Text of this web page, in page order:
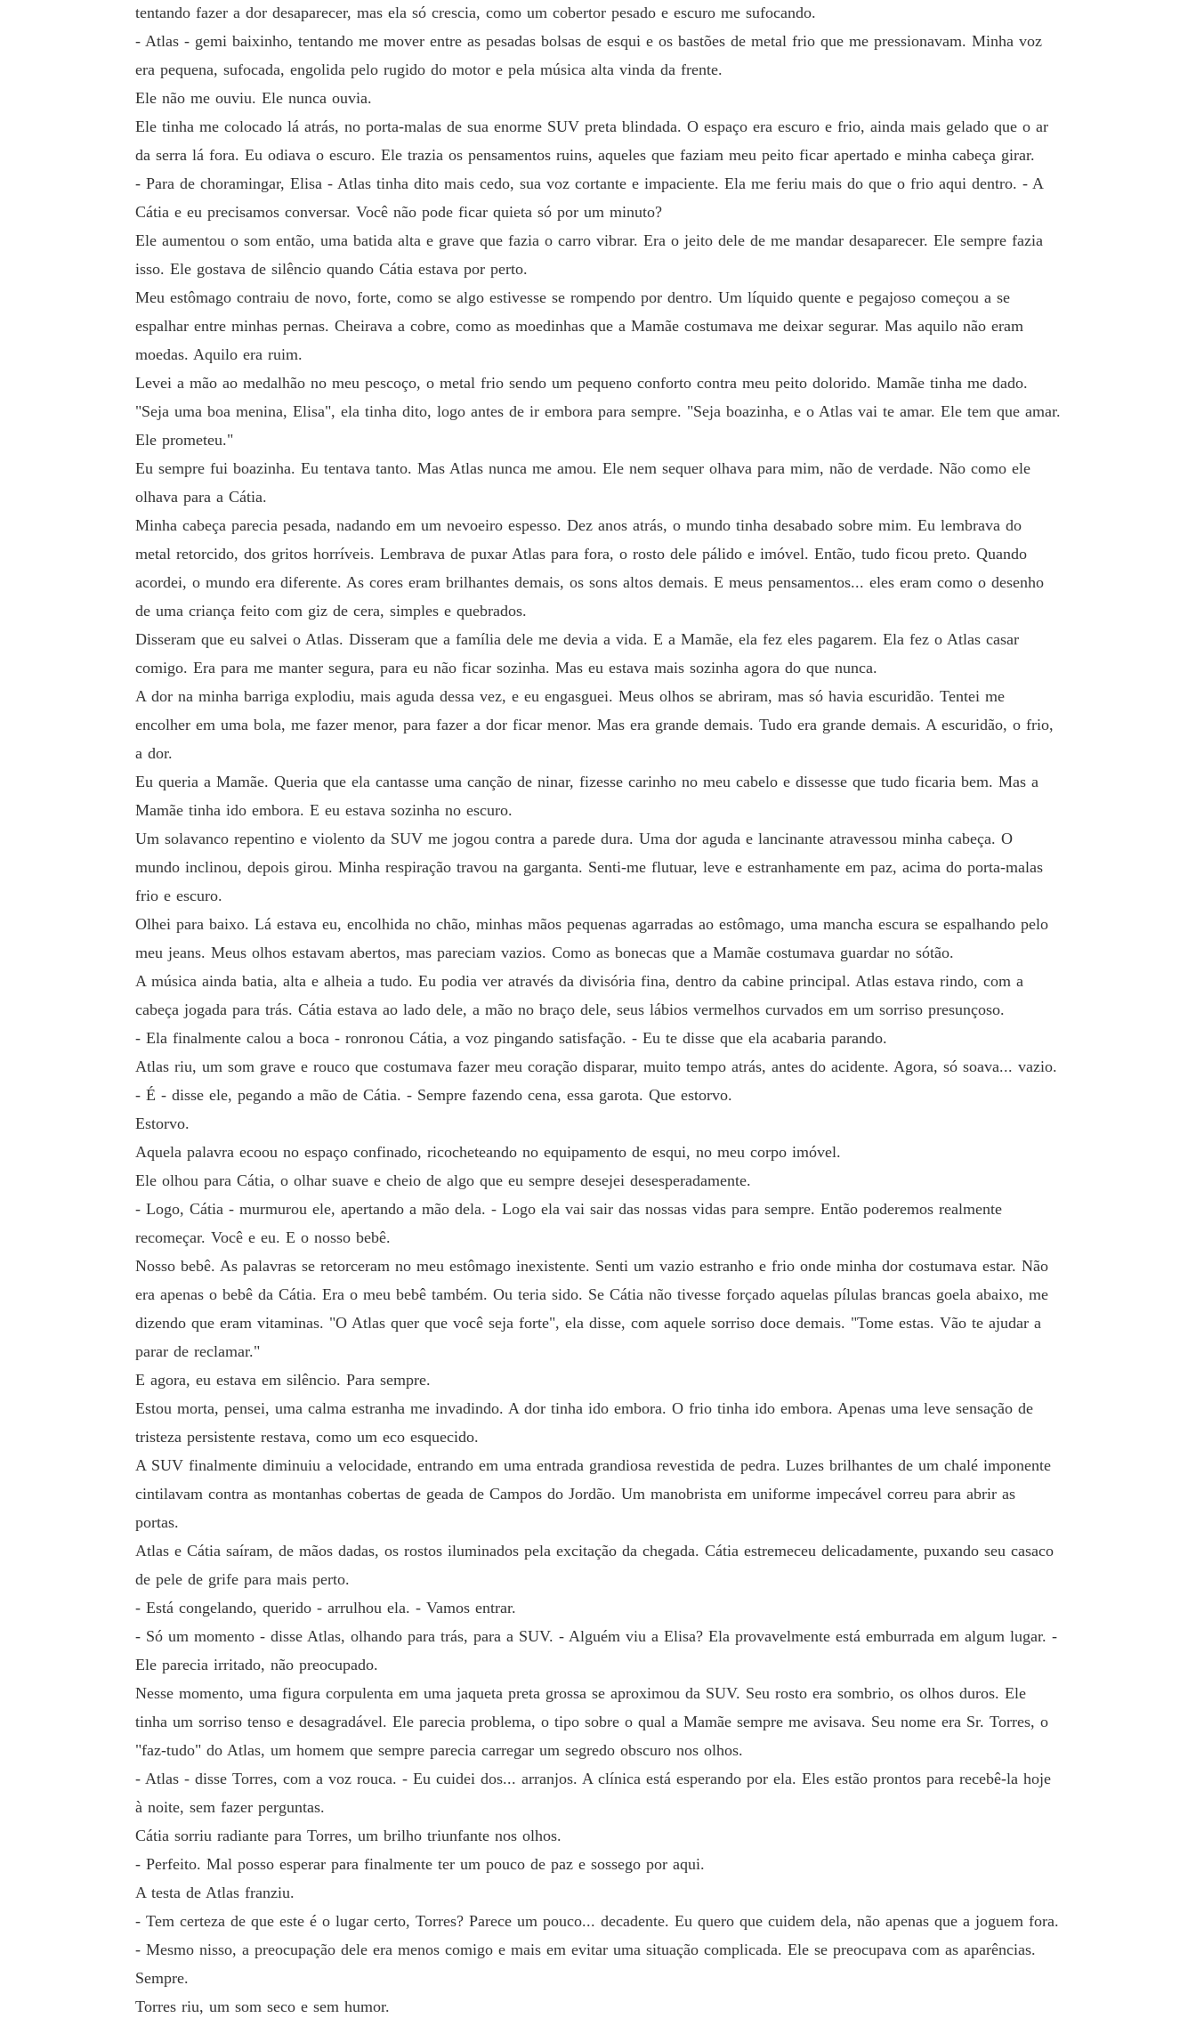
tentando fazer a dor desaparecer, mas ela só crescia, como um cobertor pesado e escuro me sufocando.
- Atlas - gemi baixinho, tentando me mover entre as pesadas bolsas de esqui e os bastões de metal frio que me pressionavam. Minha voz
era pequena, sufocada, engolida pelo rugido do motor e pela música alta vinda da frente.
Ele não me ouviu. Ele nunca ouvia.
Ele tinha me colocado lá atrás, no porta-malas de sua enorme SUV preta blindada. O espaço era escuro e frio, ainda mais gelado que o ar
da serra lá fora. Eu odiava o escuro. Ele trazia os pensamentos ruins, aqueles que faziam meu peito ficar apertado e minha cabeça girar.
- Para de choramingar, Elisa - Atlas tinha dito mais cedo, sua voz cortante e impaciente. Ela me feriu mais do que o frio aqui dentro. - A
Cátia e eu precisamos conversar. Você não pode ficar quieta só por um minuto?
Ele aumentou o som então, uma batida alta e grave que fazia o carro vibrar. Era o jeito dele de me mandar desaparecer. Ele sempre fazia
isso. Ele gostava de silêncio quando Cátia estava por perto.
Meu estômago contraiu de novo, forte, como se algo estivesse se rompendo por dentro. Um líquido quente e pegajoso começou a se
espalhar entre minhas pernas. Cheirava a cobre, como as moedinhas que a Mamãe costumava me deixar segurar. Mas aquilo não eram
moedas. Aquilo era ruim.
Levei a mão ao medalhão no meu pescoço, o metal frio sendo um pequeno conforto contra meu peito dolorido. Mamãe tinha me dado.
"Seja uma boa menina, Elisa", ela tinha dito, logo antes de ir embora para sempre. "Seja boazinha, e o Atlas vai te amar. Ele tem que amar.
Ele prometeu."
Eu sempre fui boazinha. Eu tentava tanto. Mas Atlas nunca me amou. Ele nem sequer olhava para mim, não de verdade. Não como ele
olhava para a Cátia.
Minha cabeça parecia pesada, nadando em um nevoeiro espesso. Dez anos atrás, o mundo tinha desabado sobre mim. Eu lembrava do
metal retorcido, dos gritos horríveis. Lembrava de puxar Atlas para fora, o rosto dele pálido e imóvel. Então, tudo ficou preto. Quando
acordei, o mundo era diferente. As cores eram brilhantes demais, os sons altos demais. E meus pensamentos... eles eram como o desenho
de uma criança feito com giz de cera, simples e quebrados.
Disseram que eu salvei o Atlas. Disseram que a família dele me devia a vida. E a Mamãe, ela fez eles pagarem. Ela fez o Atlas casar
comigo. Era para me manter segura, para eu não ficar sozinha. Mas eu estava mais sozinha agora do que nunca.
A dor na minha barriga explodiu, mais aguda dessa vez, e eu engasguei. Meus olhos se abriram, mas só havia escuridão. Tentei me
encolher em uma bola, me fazer menor, para fazer a dor ficar menor. Mas era grande demais. Tudo era grande demais. A escuridão, o frio,
a dor.
Eu queria a Mamãe. Queria que ela cantasse uma canção de ninar, fizesse carinho no meu cabelo e dissesse que tudo ficaria bem. Mas a
Mamãe tinha ido embora. E eu estava sozinha no escuro.
Um solavanco repentino e violento da SUV me jogou contra a parede dura. Uma dor aguda e lancinante atravessou minha cabeça. O
mundo inclinou, depois girou. Minha respiração travou na garganta. Senti-me flutuar, leve e estranhamente em paz, acima do porta-malas
frio e escuro.
Olhei para baixo. Lá estava eu, encolhida no chão, minhas mãos pequenas agarradas ao estômago, uma mancha escura se espalhando pelo
meu jeans. Meus olhos estavam abertos, mas pareciam vazios. Como as bonecas que a Mamãe costumava guardar no sótão.
A música ainda batia, alta e alheia a tudo. Eu podia ver através da divisória fina, dentro da cabine principal. Atlas estava rindo, com a
cabeça jogada para trás. Cátia estava ao lado dele, a mão no braço dele, seus lábios vermelhos curvados em um sorriso presunçoso.
- Ela finalmente calou a boca - ronronou Cátia, a voz pingando satisfação. - Eu te disse que ela acabaria parando.
Atlas riu, um som grave e rouco que costumava fazer meu coração disparar, muito tempo atrás, antes do acidente. Agora, só soava... vazio.
- É - disse ele, pegando a mão de Cátia. - Sempre fazendo cena, essa garota. Que estorvo.
Estorvo.
Aquela palavra ecoou no espaço confinado, ricocheteando no equipamento de esqui, no meu corpo imóvel.
Ele olhou para Cátia, o olhar suave e cheio de algo que eu sempre desejei desesperadamente.
- Logo, Cátia - murmurou ele, apertando a mão dela. - Logo ela vai sair das nossas vidas para sempre. Então poderemos realmente
recomeçar. Você e eu. E o nosso bebê.
Nosso bebê. As palavras se retorceram no meu estômago inexistente. Senti um vazio estranho e frio onde minha dor costumava estar. Não
era apenas o bebê da Cátia. Era o meu bebê também. Ou teria sido. Se Cátia não tivesse forçado aquelas pílulas brancas goela abaixo, me
dizendo que eram vitaminas. "O Atlas quer que você seja forte", ela disse, com aquele sorriso doce demais. "Tome estas. Vão te ajudar a
parar de reclamar."
E agora, eu estava em silêncio. Para sempre.
Estou morta, pensei, uma calma estranha me invadindo. A dor tinha ido embora. O frio tinha ido embora. Apenas uma leve sensação de
tristeza persistente restava, como um eco esquecido.
A SUV finalmente diminuiu a velocidade, entrando em uma entrada grandiosa revestida de pedra. Luzes brilhantes de um chalé imponente
cintilavam contra as montanhas cobertas de geada de Campos do Jordão. Um manobrista em uniforme impecável correu para abrir as
portas.
Atlas e Cátia saíram, de mãos dadas, os rostos iluminados pela excitação da chegada. Cátia estremeceu delicadamente, puxando seu casaco
de pele de grife para mais perto.
- Está congelando, querido - arrulhou ela. - Vamos entrar.
- Só um momento - disse Atlas, olhando para trás, para a SUV. - Alguém viu a Elisa? Ela provavelmente está emburrada em algum lugar. -
Ele parecia irritado, não preocupado.
Nesse momento, uma figura corpulenta em uma jaqueta preta grossa se aproximou da SUV. Seu rosto era sombrio, os olhos duros. Ele
tinha um sorriso tenso e desagradável. Ele parecia problema, o tipo sobre o qual a Mamãe sempre me avisava. Seu nome era Sr. Torres, o
"faz-tudo" do Atlas, um homem que sempre parecia carregar um segredo obscuro nos olhos.
- Atlas - disse Torres, com a voz rouca. - Eu cuidei dos... arranjos. A clínica está esperando por ela. Eles estão prontos para recebê-la hoje
à noite, sem fazer perguntas.
Cátia sorriu radiante para Torres, um brilho triunfante nos olhos.
- Perfeito. Mal posso esperar para finalmente ter um pouco de paz e sossego por aqui.
A testa de Atlas franziu.
- Tem certeza de que este é o lugar certo, Torres? Parece um pouco... decadente. Eu quero que cuidem dela, não apenas que a joguem fora.
- Mesmo nisso, a preocupação dele era menos comigo e mais em evitar uma situação complicada. Ele se preocupava com as aparências.
Sempre.
Torres riu, um som seco e sem humor.